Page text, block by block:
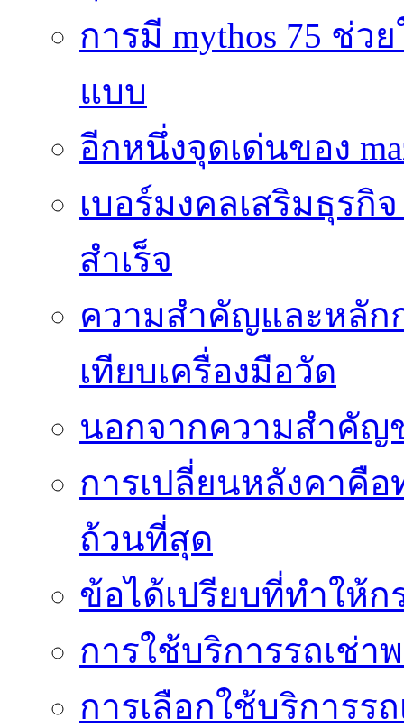
การมี mythos 75 ช่
แบบ
อีกหนึ่งจุดเด่นของ
เบอร์มงคลเสริมธุร
สำเร็จ
ความสำคัญและหลัก
เทียบเครื่องมือวัด
นอกจากความสำคัญ
การเปลี่ยนหลังคาคื
ถ้วนที่สุด
ข้อได้เปรียบที่ทำให้ก
การใช้บริการรถเช่
การเลือกใช้บริการร